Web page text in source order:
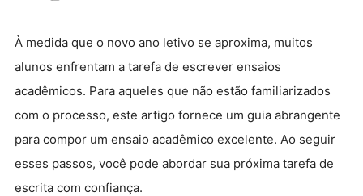
À medida que o novo ano letivo se aproxima, muitos
alunos enfrentam a tarefa de escrever ensaios
acadêmicos. Para aqueles que não estão familiarizados
com o processo, este artigo fornece um guia abrangente
para compor um ensaio acadêmico excelente. Ao seguir
esses passos, você pode abordar sua próxima tarefa de
escrita com confiança.